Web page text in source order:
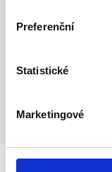
Preferenční
Statistické
Marketingové